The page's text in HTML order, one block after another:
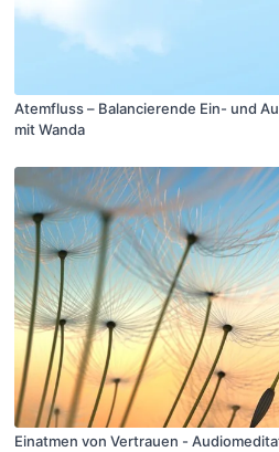
Atemfluss – Balancierende Ein- und
mit Wanda
Einatmen von Vertrauen -